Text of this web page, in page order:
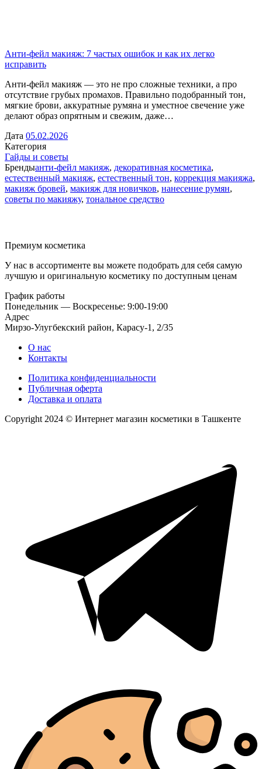
Анти-фейл макияж: 7 частых ошибок и как их легко
исправить
Анти-фейл макияж — это не про сложные техники, а про
отсутствие грубых промахов. Правильно подобранный тон,
мягкие брови, аккуратные румяна и уместное свечение уже
делают образ опрятным и свежим, даже…
Дата 05.02.2026
Категория
Гайды и советы
Брендыанти-фейл макияж, декоративная косметика,
естественный макияж, естественный тон, коррекция макияжа,
макияж бровей, макияж для новичков, нанесение румян,
советы по макияжу, тональное средство
Премиум косметика
У нас в ассортименте вы можете подобрать для себя самую
лучшую и оригинальную косметику по доступным ценам
График работы
Понедельник — Воскресенье: 9:00-19:00
Адрес
Мирзо-Улугбекский район, Карасу-1, 2/35
О нас
Контакты
Политика конфиденциальности
Публичная оферта
Доставка и оплата
Copyright 2024 © Интернет магазин косметики в Ташкенте